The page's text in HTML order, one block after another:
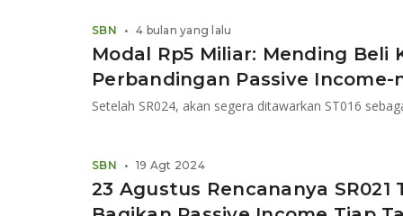
Bebas pilih partner penyimpanan, harga
relatif stabil.
Modal Rp5 Miliar: Mending Beli
Perbandingan Passive Income-
SBN • 4 bulan yang lalu
23 Agustus Rencananya
SBN • 19 Agt 2024